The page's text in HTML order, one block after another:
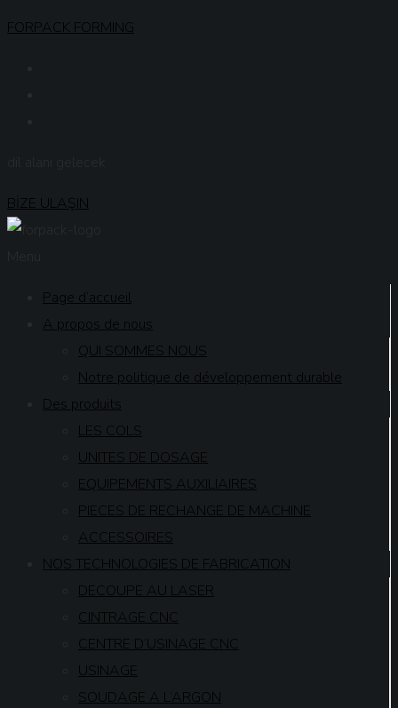
FORPACK FORMING
BİZE ULAŞIN
Page d’accueil
A propos de nous
QUI SOMMES NOUS
Notre politique de développement durable
Des produits
LES COLS
UNITES DE DOSAGE
EQUIPEMENTS AUXILIAIRES
PIECES DE RECHANGE DE MACHINE
ACCESSOIRES
NOS TECHNOLOGIES DE FABRICATION
DECOUPE AU LASER
CINTRAGE CNC
CENTRE D’USINAGE CNC
USINAGE
SOUDAGE A L’ARGON